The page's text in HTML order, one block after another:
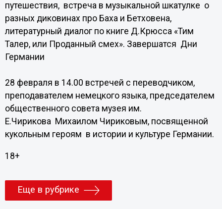
путешествия, встреча в музыкальной шкатулке о
разных диковинах про Баха и Бетховена,
литературный диалог по книге Д.Крюсса «Тим
Талер, или Проданный смех». Завершатся Дни
Германии
28 февраля в 14.00 встречей с переводчиком,
преподавателем немецкого языка, председателем
общественного совета музея им.
Е.Чирикова Михаилом Чириковым, посвященной
кукольным героям в истории и культуре Германии.
18+
Еще в рубрике